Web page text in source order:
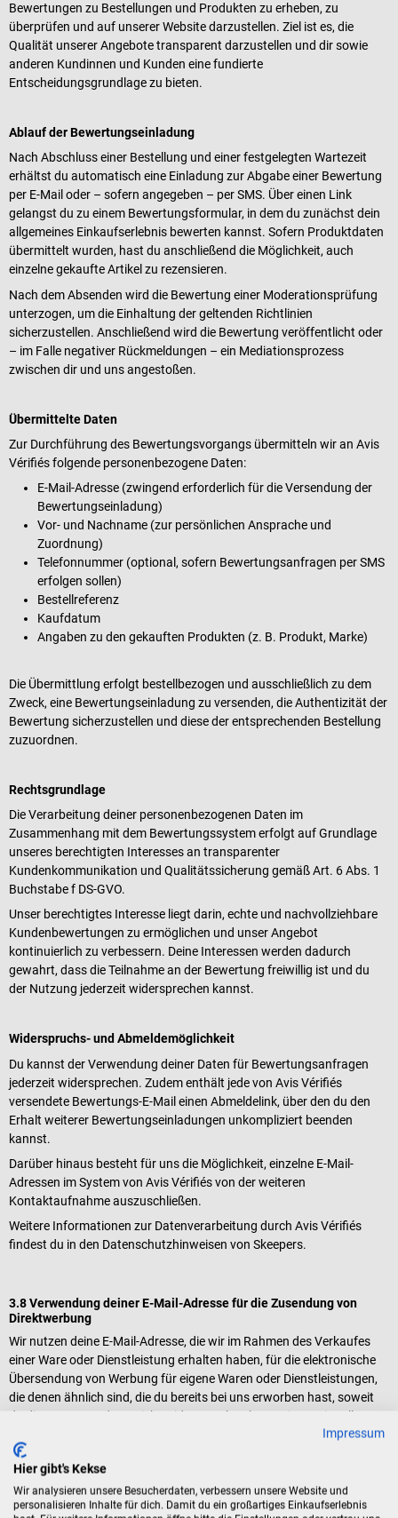
Bewertungen zu Bestellungen und Produkten zu erheben, zu
überprüfen und auf unserer Website darzustellen. Ziel ist es, die
Qualität unserer Angebote transparent darzustellen und dir sowie
anderen Kundinnen und Kunden eine fundierte
Entscheidungsgrundlage zu bieten.
Ablauf der Bewertungseinladung
Nach Abschluss einer Bestellung und einer festgelegten Wartezeit
erhältst du automatisch eine Einladung zur Abgabe einer Bewertung
per E-Mail oder – sofern angegeben – per SMS. Über einen Link
gelangst du zu einem Bewertungsformular, in dem du zunächst dein
allgemeines Einkaufserlebnis bewerten kannst. Sofern Produktdaten
übermittelt wurden, hast du anschließend die Möglichkeit, auch
einzelne gekaufte Artikel zu rezensieren.
Nach dem Absenden wird die Bewertung einer Moderationsprüfung
unterzogen, um die Einhaltung der geltenden Richtlinien
sicherzustellen. Anschließend wird die Bewertung veröffentlicht oder
– im Falle negativer Rückmeldungen – ein Mediationsprozess
zwischen dir und uns angestoßen.
Übermittelte Daten
Zur Durchführung des Bewertungsvorgangs übermitteln wir an Avis
Vérifiés folgende personenbezogene Daten:
E-Mail-Adresse (zwingend erforderlich für die Versendung der
Bewertungseinladung)
Vor- und Nachname (zur persönlichen Ansprache und
Zuordnung)
Telefonnummer (optional, sofern Bewertungsanfragen per SMS
erfolgen sollen)
Bestellreferenz
Kaufdatum
Angaben zu den gekauften Produkten (z. B. Produkt, Marke)
Die Übermittlung erfolgt bestellbezogen und ausschließlich zu dem
Zweck, eine Bewertungseinladung zu versenden, die Authentizität der
Bewertung sicherzustellen und diese der entsprechenden Bestellung
zuzuordnen.
Rechtsgrundlage
Die Verarbeitung deiner personenbezogenen Daten im
Zusammenhang mit dem Bewertungssystem erfolgt auf Grundlage
unseres berechtigten Interesses an transparenter
Kundenkommunikation und Qualitätssicherung gemäß Art. 6 Abs. 1
Buchstabe f DS-GVO.
Unser berechtigtes Interesse liegt darin, echte und nachvollziehbare
Kundenbewertungen zu ermöglichen und unser Angebot
kontinuierlich zu verbessern. Deine Interessen werden dadurch
gewahrt, dass die Teilnahme an der Bewertung freiwillig ist und du
der Nutzung jederzeit widersprechen kannst.
Widerspruchs- und Abmeldemöglichkeit
Du kannst der Verwendung deiner Daten für Bewertungsanfragen
jederzeit widersprechen. Zudem enthält jede von Avis Vérifiés
versendete Bewertungs-E-Mail einen Abmeldelink, über den du den
Erhalt weiterer Bewertungseinladungen unkompliziert beenden
kannst.
Darüber hinaus besteht für uns die Möglichkeit, einzelne E-Mail-
Adressen im System von Avis Vérifiés von der weiteren
Kontaktaufnahme auszuschließen.
Weitere Informationen zur Datenverarbeitung durch Avis Vérifiés
findest du in den Datenschutzhinweisen von Skeepers.
3.8 Verwendung deiner E-Mail-Adresse für die Zusendung von
Direktwerbung
Wir nutzen deine E-Mail-Adresse, die wir im Rahmen des Verkaufes
einer Ware oder Dienstleistung erhalten haben, für die elektronische
Übersendung von Werbung für eigene Waren oder Dienstleistungen,
die denen ähnlich sind, die du bereits bei uns erworben hast, soweit
du dieser Verwendung nicht widersprochen hast. Die Bereitstellung
der E-Mail-Adresse ist für den Vertragsschluss erforderlich. Eine
Nichtbereitstellung hat zur Folge, dass kein Vertrag geschlossen
werden kann. Die Verarbeitung erfolgt auf Grundlage des Art. 6 Abs.
1 lit. f DSGVO aus unserem überwiegenden berechtigten Interesse an
Direktwerbung. Du kannst die Direktwerbung jederzeit unter Nutzung
Impressum
Hier gibt's Kekse
Wir analysieren unsere Besucherdaten, verbessern unsere Website und
personalisieren Inhalte für dich. Damit du ein großartiges Einkaufserlebnis